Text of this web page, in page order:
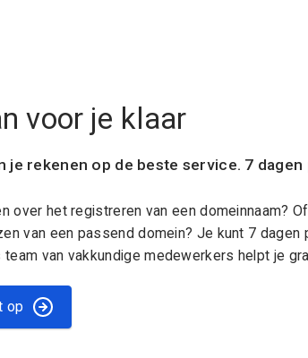
voor je klaar
je rekenen op de beste service. 7 dagen
over het registreren van een domeinnaam?
van een passend domein? Je kunt 7 dagen
team van vakkundige medewerkers helpt je
op